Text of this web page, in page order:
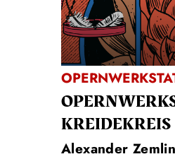
KREIDEKREIS
Alexander